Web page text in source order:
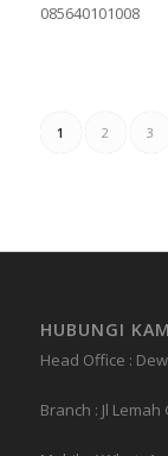
085640101008
1 2 3
HUBUNGI
Head Office :
Branch : Jl